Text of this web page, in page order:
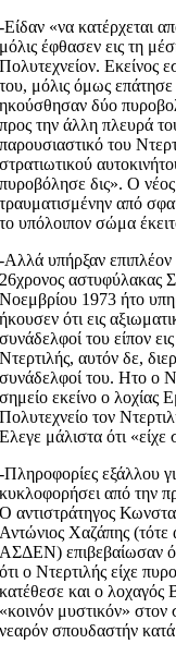
-Είδαν «να κατέρχεται
μόλις έφθασεν εις τη
Πολυτεχνείον. Εκείνος
του, μόλις όμως
ηκούσθησαν δύο
προς την άλλη πλευρά
παρουσιαστικό του
στρατιωτικού
πυροβόλησε δις». Ο
τραυματισμένην από
το υπόλοιπον σώμα
-Αλλά υπήρξαν
26χρονος αστυφύλακας
Νοεμβρίου 1973 ήτο
ήκουσεν ότι εις
συνάδελφοί του είπον
Ντερτιλής, αυτόν δε,
συνάδελφοί του. Ητο ο
σημείο εκείνο ο λοχίας
Πολυτεχνείο τον
Ελεγε μάλιστα ότι
-Πληροφορίες εξάλλου
κυκλοφορήσει από την
Ο αντιστράτηγος
Αντώνιος Χαζάπης (τότε
ΑΣΔΕΝ) επιβεβαίωσαν
ότι ο Ντερτιλής είχε
κατέθεσε και ο λοχαγός
«κοινόν μυστικόν» στον
νεαρόν σπουδαστήν